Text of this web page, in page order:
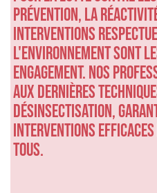
prévention, la
interventions
l'environnement sont
engagement. Nos
aux dernières
désinsectisation,
interventions efficaces
tous.